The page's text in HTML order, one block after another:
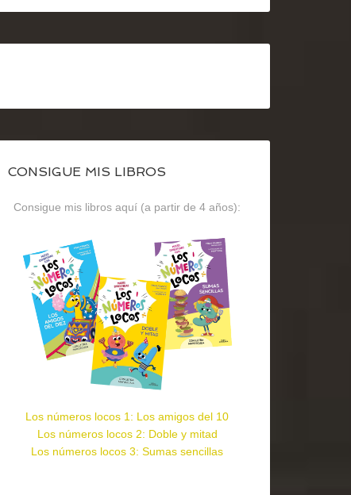
CONSIGUE MIS LIBROS
Consigue mis libros aquí (a partir de 4 años):
Los números locos 1: Los amigos del 10
Los números locos 2: Doble y mitad
Los números locos 3: Sumas sencillas